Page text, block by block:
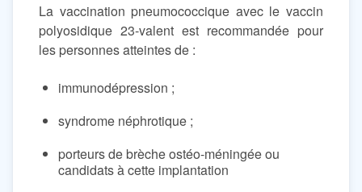
La vaccination pneumococcique avec le vaccin
polyosidique 23-valent est recommandée pour
les personnes atteintes de :
immunodépression ;
syndrome néphrotique ;
porteurs de brèche ostéo-méningée ou
candidats à cette implantation